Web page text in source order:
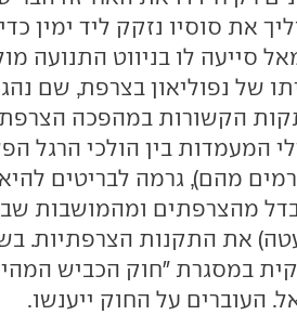
את סוסיו נזקק ליד ימין
סייעה לו בניווט התנועה
של נפוליאון בצרפת, שם
הקשורות במהפכה
המעמדות בין הולכי הרגל
מהם), גרמה לבריטים
מהצרפתים ומהמושבות
במסגרת "חוק הכביש
העוברים על החוק ייענשו.